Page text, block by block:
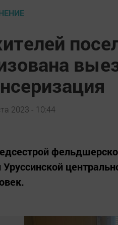
2023 - 10:44
Уруссинской